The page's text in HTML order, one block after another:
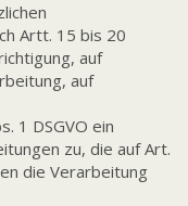
Artt. 15 bis 20
auf
auf
1 DSGVO ein
zu, die auf Art.
die Verarbeitung